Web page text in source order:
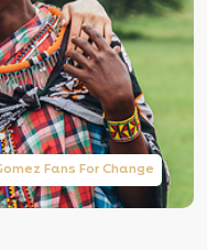
Fans For Change